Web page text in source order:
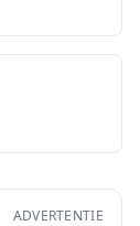
ADVERTENTIE